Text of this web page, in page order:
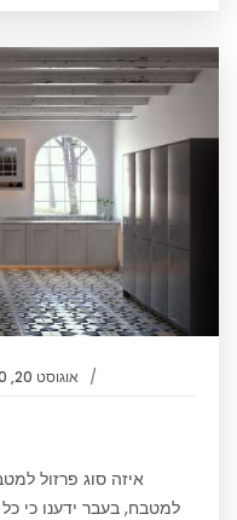
אוגוסט 20, 2020
איזה סוג פרזול
למטבח, בעבר ידענו כי